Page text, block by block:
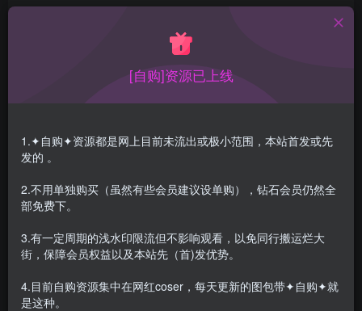
关注
初看这家MTZ·美腿志，这也太随意随便了吧，不像是商业
真实到就是在记录。满满的都是亲历者随意拍摄的小记录
[自购]资源已上线
1.✦自购✦资源都是网上目前未流出或极小范围，本站首发或先
发的 。
2.不用单独购买（虽然有些会员建议设单购），钻石会员仍然全
部免费下。
3.有一定周期的浅水印限流但不影响观看，以免同行搬运烂大
街，保障会员权益以及本站先（首)发优势。
4.目前自购资源集中在网红coser，每天更新的图包带✦自购✦就
是这种。